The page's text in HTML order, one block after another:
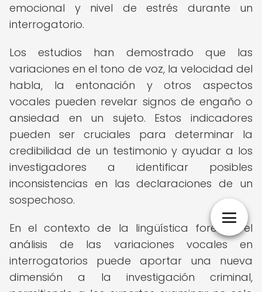
emocional y nivel de estrés durante un
interrogatorio.
Los estudios han demostrado que las
variaciones en el tono de voz, la velocidad del
habla, la entonación y otros aspectos
vocales pueden revelar signos de engaño o
ansiedad en un sujeto. Estos indicadores
pueden ser cruciales para determinar la
credibilidad de un testimonio y ayudar a los
investigadores a identificar posibles
inconsistencias en las declaraciones de un
sospechoso.
En el contexto de la lingüística forense, el
análisis de las variaciones vocales en
interrogatorios puede aportar una nueva
dimensión a la investigación criminal,